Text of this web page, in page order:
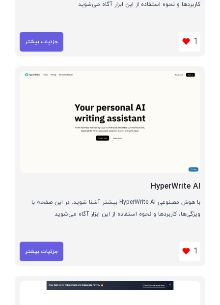
کاربردها و نحوه استفاده از این ابزار آگاه می‌شوید
1 جزئیات بیشتر
HyperWrite AI
با هوش مصنوعی HyperWrite AI بیشتر آشنا شوید. در این صفحه با
ویژگی‌ها، کاربردها و نحوه استفاده از این ابزار آگاه می‌شوید
1 جزئیات بیشتر